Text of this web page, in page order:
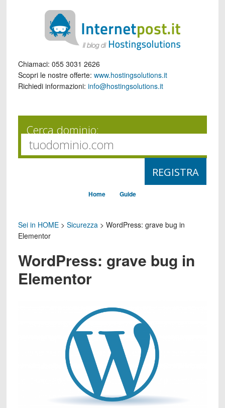
Chiamaci: 055 3031 2626
Scopri le nostre offerte: www.hostingsolutions.it
Richiedi informazioni: info@hostingsolutions.it
Cerca dominio:
Home Guide
Sei in HOME> Sicurezza> WordPress: grave bug in
Elementor
WordPress: grave bug in
Elementor